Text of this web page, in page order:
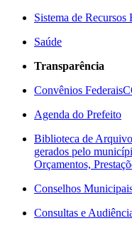
Sistema de Recursos
Saúde
Transparência
Convênios Federais
Agenda do Prefeito
Biblioteca de
gerados pelo
Orçamentos,
Conselhos
Consultas e